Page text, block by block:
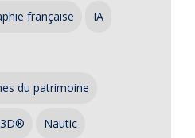
française IA
du patrimoine
Nautic